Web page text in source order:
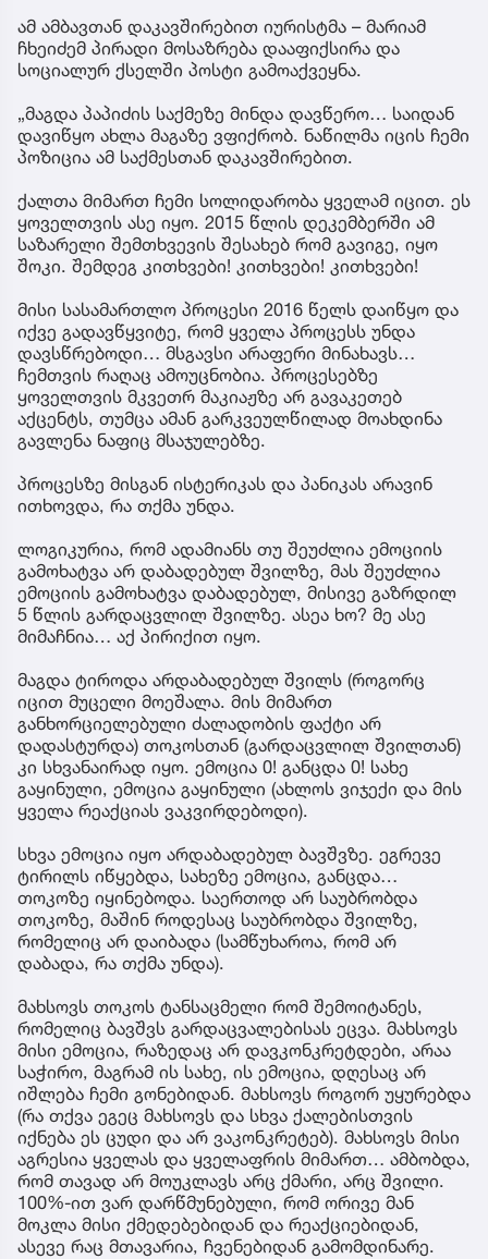
ამ ამბავთან დაკავშირებით იურისტმა – მარიამ
ჩხეიძემ პირადი მოსაზრება დააფიქსირა და
სოციალურ ქსელში პოსტი გამოაქვეყნა.
„მაგდა პაპიძის საქმეზე მინდა დავწერო… საიდან
დავიწყო ახლა მაგაზე ვფიქრობ. ნაწილმა იცის ჩემი
პოზიცია ამ საქმესთან დაკავშირებით.
ქალთა მიმართ ჩემი სოლიდარობა ყველამ იცით. ეს
ყოველთვის ასე იყო. 2015 წლის დეკემბერში ამ
საზარელი შემთხვევის შესახებ რომ გავიგე, იყო
შოკი. შემდეგ კითხვები! კითხვები! კითხვები!
მისი სასამართლო პროცესი 2016 წელს დაიწყო და
იქვე გადავწყვიტე, რომ ყველა პროცესს უნდა
დავსწრებოდი… მსგავსი არაფერი მინახავს…
ჩემთვის რაღაც ამოუცნობია. პროცესებზე
ყოველთვის მკვეთრ მაკიაჟზე არ გავაკეთებ
აქცენტს, თუმცა ამან გარკვეულწილად მოახდინა
გავლენა ნაფიც მსაჯულებზე.
პროცესზე მისგან ისტერიკას და პანიკას არავინ
ითხოვდა, რა თქმა უნდა.
ლოგიკურია, რომ ადამიანს თუ შეუძლია ემოციის
გამოხატვა არ დაბადებულ შვილზე, მას შეუძლია
ემოციის გამოხატვა დაბადებულ, მისივე გაზრდილ
5 წლის გარდაცვლილ შვილზე. ასეა ხო? მე ასე
მიმაჩნია… აქ პირიქით იყო.
მაგდა ტიროდა არდაბადებულ შვილს (როგორც
იცით მუცელი მოეშალა. მის მიმართ
განხორციელებული ძალადობის ფაქტი არ
დადასტურდა) თოკოსთან (გარდაცვლილ შვილთან)
კი სხვანაირად იყო. ემოცია 0! განცდა 0! სახე
გაყინული, ემოცია გაყინული (ახლოს ვიჯექი და მის
ყველა რეაქციას ვაკვირდებოდი).
სხვა ემოცია იყო არდაბადებულ ბავშვზე. ეგრევე
ტირილს იწყებდა, სახეზე ემოცია, განცდა…
თოკოზე იყინებოდა. საერთოდ არ საუბრობდა
თოკოზე, მაშინ როდესაც საუბრობდა შვილზე,
რომელიც არ დაიბადა (სამწუხაროა, რომ არ
დაბადა, რა თქმა უნდა).
მახსოვს თოკოს ტანსაცმელი რომ შემოიტანეს,
რომელიც ბავშვს გარდაცვალებისას ეცვა. მახსოვს
მისი ემოცია, რაზედაც არ დავკონკრეტდები, არაა
საჭირო, მაგრამ ის სახე, ის ემოცია, დღესაც არ
იშლება ჩემი გონებიდან. მახსოვს როგორ უყურებდა
(რა თქვა ეგეც მახსოვს და სხვა ქალებისთვის
იქნება ეს ცუდი და არ ვაკონკრეტებ). მახსოვს მისი
აგრესია ყველას და ყველაფრის მიმართ… ამბობდა,
რომ თავად არ მოუკლავს არც ქმარი, არც შვილი.
100%-ით ვარ დარწმუნებული, რომ ორივე მან
მოკლა მისი ქმედებებიდან და რეაქციებიდან,
ასევე რაც მთავარია, ჩვენებიდან გამომდინარე.